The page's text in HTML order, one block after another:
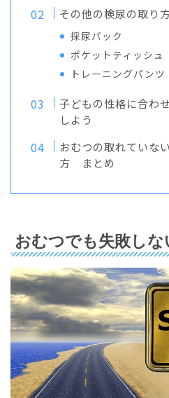
その他の検尿の取り
採尿パック
ポケットティッシュ
トレーニングパンツ
子どもの性格に合わ
しよう
おむつの取れていな
方 まとめ
おむつでも失敗し